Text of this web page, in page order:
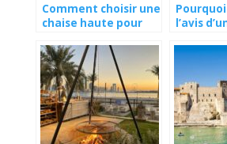
Comment choisir une
chaise haute pour
l’avis
décorer
votre